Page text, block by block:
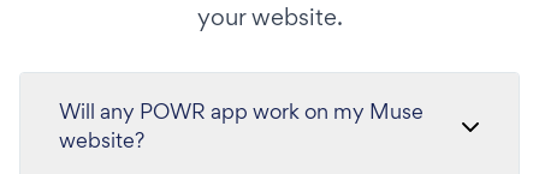
your website.
Will any POWR app work on my Muse
website?